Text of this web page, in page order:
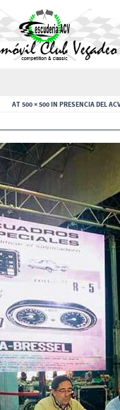
AT500 × 500IN PRESENCIA DEL